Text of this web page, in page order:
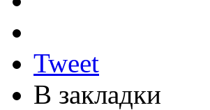
Tweet
В закладки